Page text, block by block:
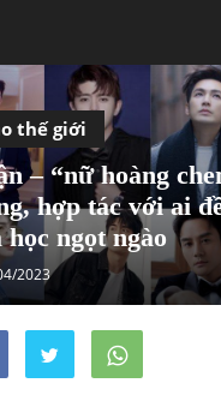
thế giới
– “nữ hoàng
hợp tác với ai
ngọt ngào
2023